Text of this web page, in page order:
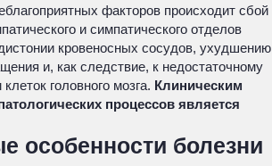
факторов происходит сбой
и симпатического отделов
кровеносных сосудов, ухудшению
и, как следствие, к недостаточному
головного мозга. Клиническим
процессов является
особенности болезни